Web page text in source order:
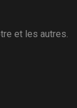
et les autres.